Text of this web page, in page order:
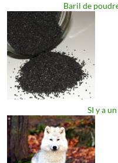
Baril de
SI y a